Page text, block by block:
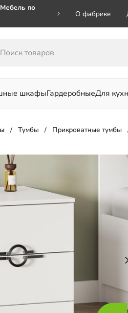
по
на номер
О фабрике
шкафыГардеробныеДля
Тумбы Прикроватные тумбы